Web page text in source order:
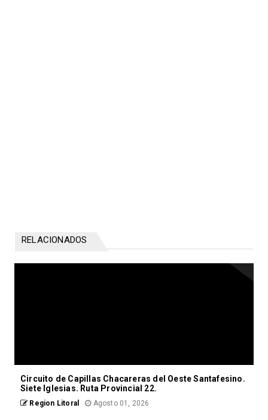
RELACIONADOS
Circuito de Capillas Chacareras del Oeste Santafesino.
Siete Iglesias. Ruta Provincial 22.
Region Litoral Agosto 01, 2026